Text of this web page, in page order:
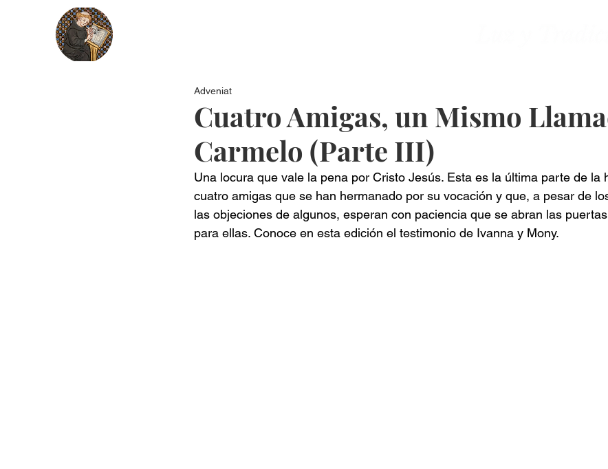
Cuatro Amigas, un Mismo
Carmelo (Parte III)
Adveniat
Una locura que vale la pena por Cristo Jesús. Esta es la última parte de la
cuatro amigas que se han hermanado por su vocación y que, a pesar de
las objeciones de algunos, esperan con paciencia que se abran las
para ellas. Conoce en esta edición el testimonio de Ivanna y Mony.